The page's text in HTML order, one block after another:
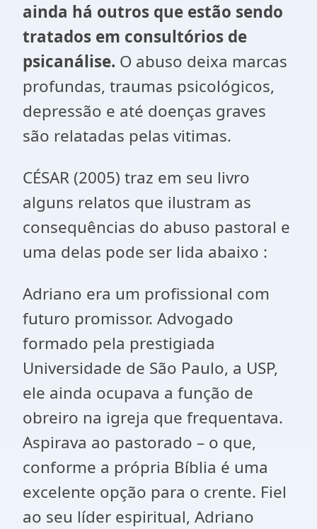
ainda há outros que estão sendo
tratados em consultórios de
psicanálise. O abuso deixa marcas
profundas, traumas psicológicos,
depressão e até doenças graves
são relatadas pelas vitimas.
CÉSAR (2005) traz em seu livro
alguns relatos que ilustram as
consequências do abuso pastoral e
uma delas pode ser lida abaixo :
Adriano era um profissional com
futuro promissor. Advogado
formado pela prestigiada
Universidade de São Paulo, a USP,
ele ainda ocupava a função de
obreiro na igreja que frequentava.
Aspirava ao pastorado – o que,
conforme a própria Bíblia é uma
excelente opção para o crente. Fiel
ao seu líder espiritual, Adriano